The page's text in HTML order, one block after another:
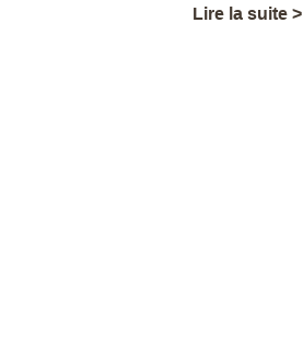
Lire la suite >